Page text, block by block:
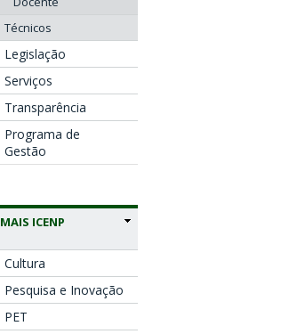
Técnicos
Legislação
Serviços
Transparência
Programa de
Gestão
MAIS ICENP
Cultura
Pesquisa e Inovação
PET